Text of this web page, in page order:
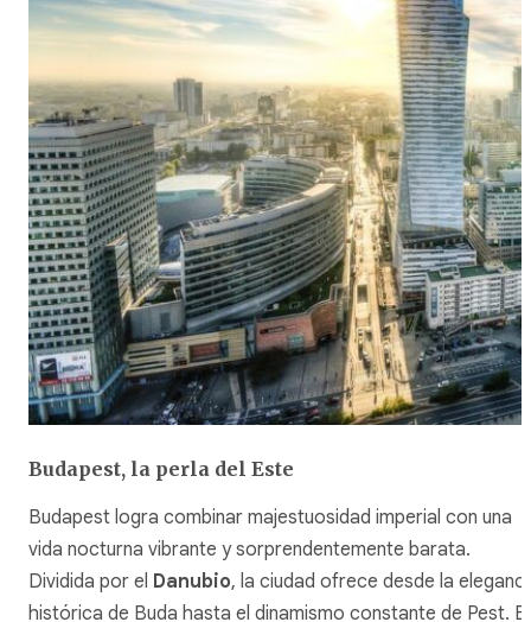
Budapest, la perla del Este
Budapest logra combinar majestuosidad imperial con una
vida nocturna vibrante y sorprendentemente barata.
Dividida por el Danubio, la ciudad ofrece desde la
histórica de Buda hasta el dinamismo constante de Pest.